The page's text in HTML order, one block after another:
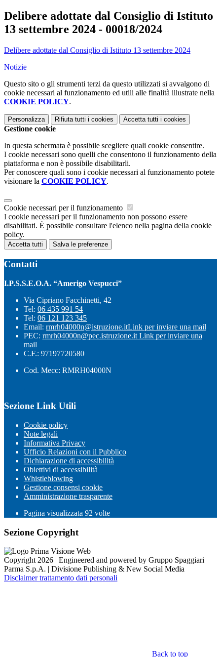
Delibere adottate dal Consiglio di Istituto
13 settembre 2024 - 00018/2024
Delibere adottate dal Consiglio di Istituto 13 settembre 2024
Notizie
Questo sito o gli strumenti terzi da questo utilizzati si avvalgono di
cookie necessari al funzionamento ed utili alle finalità illustrate nella
COOKIE POLICY.
Personalizza Rifiuta tutti i cookies Accetta tutti i cookies
Gestione cookie
In questa schermata è possibile scegliere quali cookie consentire.
I cookie necessari sono quelli che consentono il funzionamento della
piattaforma e non è possibile disabilitarli.
Per conoscere quali sono i cookie necessari al funzionamento potete
visionare la COOKIE POLICY.
Cookie necessari per il funzionamento
I cookie necessari per il funzionamento non possono essere
disabilitati. È possibile consultare l'elenco nella pagina della cookie
policy.
Accetta tutti Salva le preferenze
Contatti
I.P.S.S.E.O.A. “Amerigo Vespucci”
Via Cipriano Facchinetti, 42
Tel: 06 435 991 54
Tel: 06 121 123 345
Email: rmrh04000n@istruzione.itLink per inviare una mail
PEC: rmrh04000n@pec.istruzione.it Link per inviare una
mail
C.F.: 97197720580
Cod. Mecc: RMRH04000N
Sezione Link Utili
Cookie policy
Note legali
Informativa Privacy
Ufficio Relazioni con il Pubblico
Dichiarazione di accessibilità
Obiettivi di accessibilità
Whistleblowing
Gestione consensi cookie
Amministrazione trasparente
Pagina visualizzata 92 volte
Sezione Copyright
Copyright 2026 | Engineered and powered by Gruppo Spaggiari
Parma S.p.A. | Divisione Publishing & New Social Media
Disclaimer trattamento dati personali
Back to top